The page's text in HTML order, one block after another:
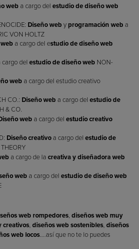
web a cargo del estudio de diseño web
Diseño web y programación web a
VON HOLTZ
a cargo del estudio de diseño web
cargo del estudio de diseño web NON-
web a cargo del estudio creativo
CO.: Diseño web a cargo del estudio de
& CO.
web a cargo del estudio creativo
Diseño creativoa cargo del estudio de
a cargo de la creativa y diseñadora web
web a cargo del estudio de diseño web
web rompedores diseños web muy
creativos diseños web sostenibles diseños
web locos ….así que no te lo puedes